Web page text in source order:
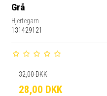
Grå
Hjertegarn
131429121
32,00 DKK
28,00 DKK